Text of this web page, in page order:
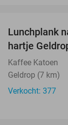
Lunchplank
hartje
Kaffee Katoen
Geldrop (7 km)
Verkocht: 377